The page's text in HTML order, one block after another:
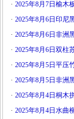
· 2025年8月7日榆木
· 2025年8月6日印尼
· 2025年8月6日非洲
· 2025年8月6日双柱
· 2025年8月5日平压
· 2025年8月5日非洲
· 2025年8月4日桐木
· 2025年8月4日水曲